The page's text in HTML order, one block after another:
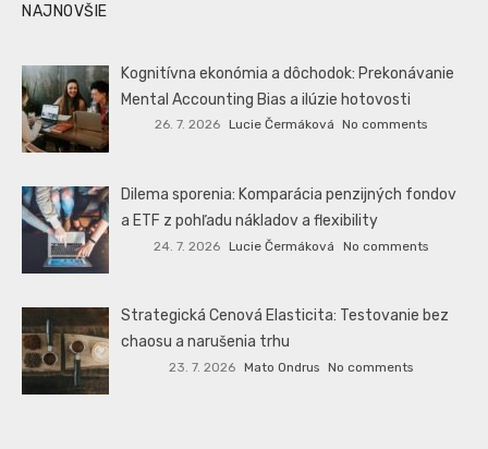
NAJNOVŠIE
Kognitívna ekonómia a dôchodok: Prekonávanie
Mental Accounting Bias a ilúzie hotovosti
26. 7. 2026 Lucie Čermáková No comments
Dilema sporenia: Komparácia penzijných fondov
a ETF z pohľadu nákladov a flexibility
24. 7. 2026 Lucie Čermáková No comments
Strategická Cenová Elasticita: Testovanie bez
chaosu a narušenia trhu
23. 7. 2026 Mato Ondrus No comments